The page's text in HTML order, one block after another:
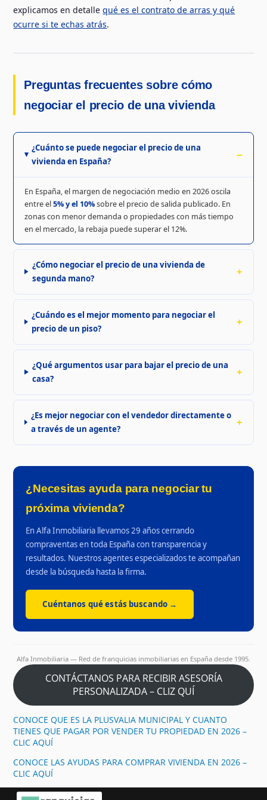
explicamos en detallequé es el contrato de arras y qué
ocurre si te echas atrás.
Preguntas frecuentes sobre cómo
negociar el precio de una vivienda
¿Cuánto se puede negociar el precio de una
vivienda en España?
En España, el margen de negociación medio en 2026 oscila
entre el5% y el 10%sobre el precio de salida publicado. En
zonas con menor demanda o propiedades con más tiempo
en el mercado, la rebaja puede superar el 12%.
¿Cómo negociar el precio de una vivienda de
segunda mano?
¿Cuándo es el mejor momento para negociar el
precio de un piso?
¿Qué argumentos usar para bajar el precio de una
casa?
¿Es mejor negociar con el vendedor directamente o
a través de un agente?
¿Necesitas ayuda para negociar tu
próxima vivienda?
En Alfa Inmobiliaria llevamos 29 años cerrando
compraventas en toda España con transparencia y
resultados. Nuestros agentes especializados te acompañan
desde la búsqueda hasta la firma.
Cuéntanos qué estás buscando →
Alfa Inmobiliaria — Red de franquicias inmobiliarias en España desde 1995.
CONTÁCTANOS PARA RECIBIR ASESORÍA
PERSONALIZADA – CLIZ QUÍ
CONOCE QUE ES LA PLUSVALIA MUNICIPAL Y CUANTO
TIENES QUE PAGAR POR VENDER TU PROPIEDAD EN 2026 –
CLIC AQUÍ
CONOCE LAS AYUDAS PARA COMPRAR VIVIENDA EN 2026 –
CLIC AQUÍ